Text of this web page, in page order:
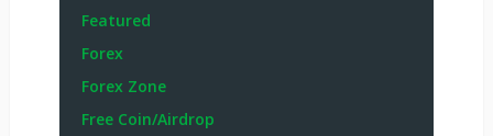
Featured
Forex
Forex Zone
Free Coin/Airdrop